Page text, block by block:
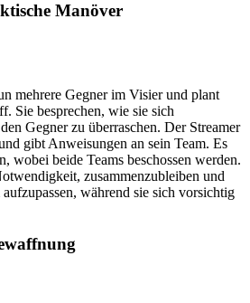
Manöver
mehrere Gegner im Visier und plant
Sie besprechen, wie sie sich
Gegner zu überraschen. Der Streamer
gibt Anweisungen an sein Team. Es
wobei beide Teams beschossen werden.
zusammenzubleiben und
während sie sich vorsichtig